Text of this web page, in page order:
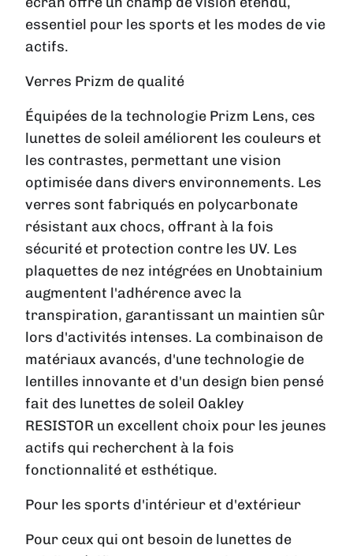
essentiel pour les sports et les modes de vie
actifs.
Verres Prizm de qualité
Équipées de la technologie Prizm Lens, ces
lunettes de soleil améliorent les couleurs et
les contrastes, permettant une vision
optimisée dans divers environnements. Les
verres sont fabriqués en polycarbonate
résistant aux chocs, offrant à la fois
sécurité et protection contre les UV. Les
plaquettes de nez intégrées en Unobtainium
augmentent l'adhérence avec la
transpiration, garantissant un maintien sûr
lors d'activités intenses. La combinaison de
matériaux avancés, d'une technologie de
lentilles innovante et d'un design bien pensé
fait des lunettes de soleil Oakley
RESISTOR un excellent choix pour les jeunes
actifs qui recherchent à la fois
fonctionnalité et esthétique.
Pour les sports d'intérieur et d'extérieur
Pour ceux qui ont besoin de lunettes de